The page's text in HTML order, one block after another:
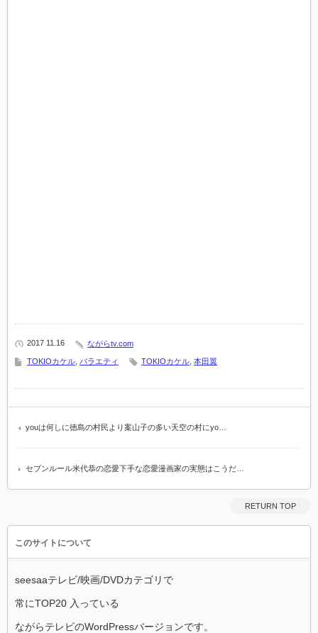
2017 11.16 ながらtv.com
TOKIOカケル バラエティ TOKIOカケル 本田翼
youは何しに徳島の村民より案山子の多い天空の村にyo…
セブンルール米代恭の恋愛下手な恋愛漫画家の実態はこうだ…
RETURN TOP
このサイトについて
seesaaテレビ/映画/DVDカテゴリで
常にTOP20 入っている
ながらテレビのWordPressバージョンです。